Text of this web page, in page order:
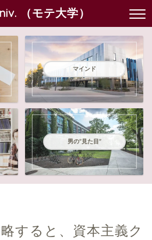
（モテ大学）
マインド
男の"見た目"
すると、資本主義ク